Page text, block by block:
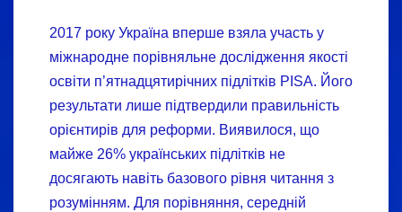
2017 року Україна вперше взяла участь у
міжнародне порівняльне дослідження якості
освіти п’ятнадцятирічних підлітків PISA. Його
результати лише підтвердили правильність
орієнтирів для реформи. Виявилося, що
майже 26% українських підлітків не
досягають навіть базового рівня читання з
розумінням. Для порівняння, середній